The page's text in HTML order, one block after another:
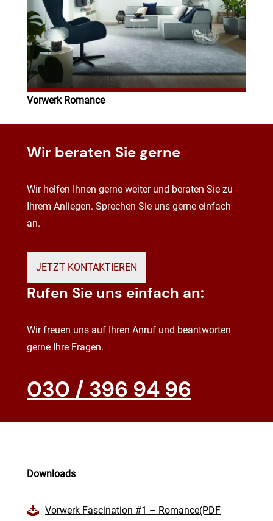
Vorwerk Romance
Wir beraten Sie gerne
Wir helfen Ihnen gerne weiter und beraten Sie zu
Ihrem Anliegen. Sprechen Sie uns gerne einfach
an.
JETZT KONTAKTIEREN
Rufen Sie uns einfach an:
Wir freuen uns auf Ihren Anruf und beantworten
gerne Ihre Fragen.
030 / 396 94 96
Downloads
Vorwerk Fascination #1 – Romance(PDF